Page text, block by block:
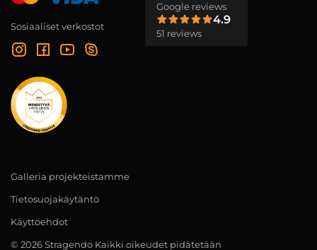
Sosiaaliset verkostot
Google reviews
4.9
51 reviews
Galleria projekteistamme
Tietosuojakäytäntö
Käyttöehdot
© 2026 Stragendo Kaikki oikeudet pidätetään